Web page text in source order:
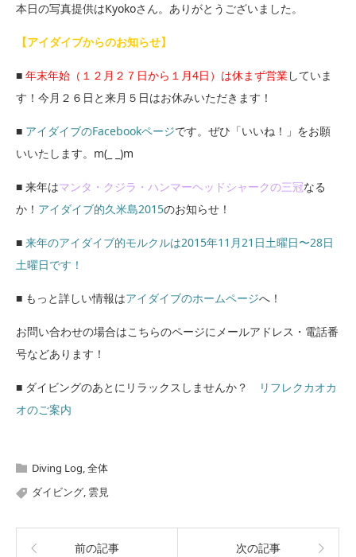
本日の写真提供はKyokoさん。ありがとうございました。
【アイダイブからのお知らせ】
■ 年末年始（１２月２７日から１月4日）は休まず営業していま
す！今月２６日と来月５日はお休みいただきます！
■ アイダイブのFacebookページです。ぜひ「いいね！」をお願
いいたします。m(_ _)m
■ 来年はマンタ・クジラ・ハンマーヘッドシャークの三冠なる
か！ アイダイブ的久米島2015のお知らせ！
■ 来年のアイダイブ的モルクルは2015年11月21日土曜日〜28日
土曜日です！
■ もっと詳しい情報はアイダイブのホームページへ！
お問い合わせの場合はこちらのページにメールアドレス・電話番
号などあります！
■ ダイビングのあとにリラックスしませんか？
リフレクカオカ
オのご案内
Diving Log,全体
ダイビング, 雲見
前の記事 次の記事